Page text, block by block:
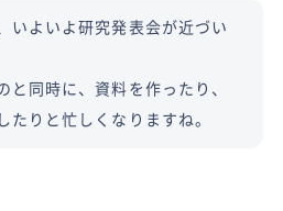
いよいよ研究発表会が近づい
と同時に、資料を作ったり、
たりと忙しくなりますね。